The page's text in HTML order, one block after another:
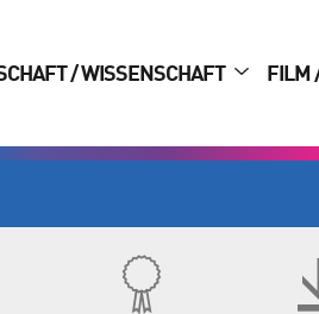
/ WISSENSCHAFT FILM